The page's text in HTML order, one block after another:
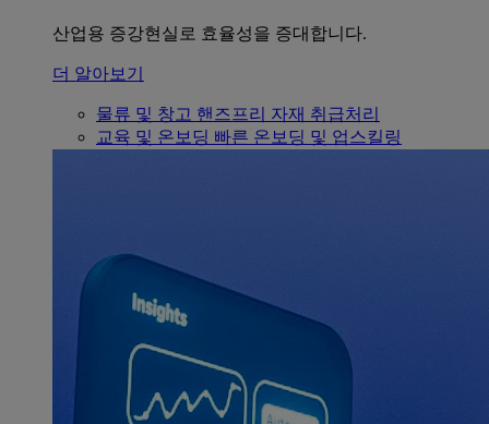
산업용 증강현실로 효율성을 증대합니다.
더 알아보기
물류 및 창고 핸즈프리 자재 취급처리
교육 및 온보딩 빠른 온보딩 및 업스킬링